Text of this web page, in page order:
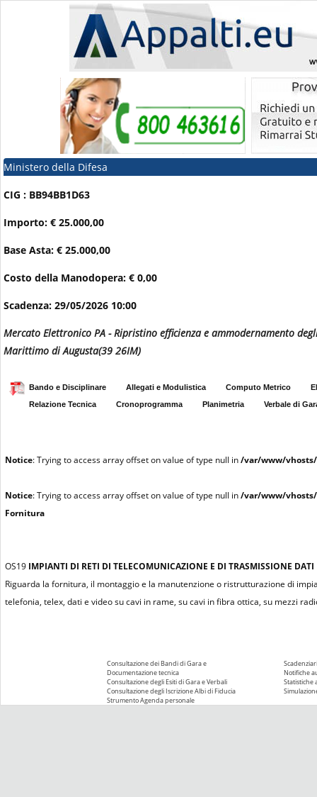
Ministero della Difesa
CIG : BB94BB1D63
Importo: € 25.000,00
Base Asta: € 25.000,00
Costo della Manodopera: € 0,00
Scadenza: 29/05/2026 10:00
Mercato Elettronico PA - Ripristino efficienza e ammodernamento
Marittimo di Augusta(39 26IM)
Bando e Disciplinare Allegati e Modulistica Computo Metrico
Relazione Tecnica
Cronoprogramma Planimetria Verbale di
Notice: Trying to access array offset on value of type null in/var/www/
Notice: Trying to access array offset on value of type null in/var/www/
Fornitura
OS19 IMPIANTI DI RETI DI TELECOMUNICAZIONE E DI TRASMISSIONE DATI
Riguarda la fornitura, il montaggio e la manutenzione o ristrutturazione di
telefonia, telex, dati e video su cavi in rame, su cavi in fibra ottica, su mezzi
Consultazione dei Bandi di Gara e
Documentazione tecnica
Consultazione degli Esiti di Gara e Verbali
Consultazione degli Iscrizione Albi di Fiducia
Strumento Agenda personale
Notifiche
Statistiche